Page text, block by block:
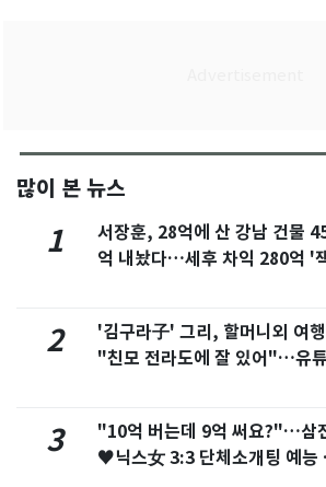
많이 본 뉴스
1
서장훈, 28억에 산 강남 건물
억 내놨다…세후 차익 280억 '
2
'김구라子' 그리, 할머니외 여행
"친모 전라도에 잘 있어"…유
3
"10억 버는데 9억 써요?"…삼
♥닉스女 3:3 단체소개팅 예능